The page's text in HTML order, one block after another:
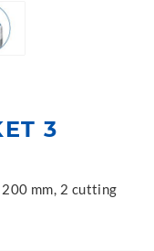
3
mm, 2 cutting